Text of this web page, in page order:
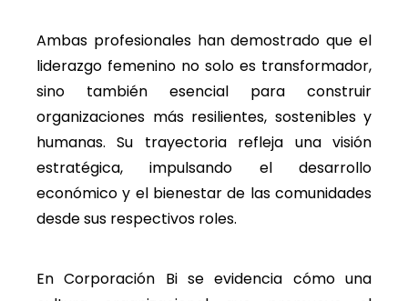
Ambas profesionales han demostrado que el
liderazgo femenino no solo es transformador,
sino también esencial para construir
organizaciones más resilientes, sostenibles y
humanas. Su trayectoria refleja una visión
estratégica, impulsando el desarrollo
económico y el bienestar de las comunidades
desde sus respectivos roles.
En Corporación Bi se evidencia cómo una